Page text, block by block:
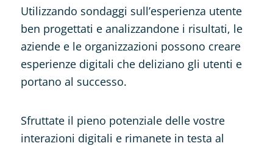
Utilizzando sondaggi sull’esperienza utente
ben progettati e analizzandone i risultati, le
aziende e le organizzazioni possono creare
esperienze digitali che deliziano gli utenti e
portano al successo.
Sfruttate il pieno potenziale delle vostre
interazioni digitali e rimanete in testa al